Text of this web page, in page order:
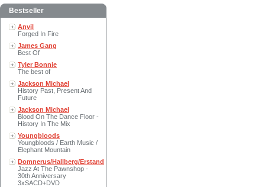
Bestseller
Anvil
Forged In Fire
James Gang
Best Of
Tyler Bonnie
The best of
Jackson Michael
History Past, Present And
Future
Jackson Michael
Blood On The Dance Floor -
History In The Mix
Youngbloods
Youngbloods / Earth Music /
Elephant Mountain
Domnerus/Hallberg/Erstand
Jazz At The Pawnshop -
30th Anniversary
3xSACD+DVD